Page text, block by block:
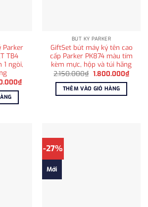
Parker
TB4
1 ngòi,
₫Giá
hiện
BÚT KÝ PARKER
GiftSet bút máy ký tên cao
cấp Parker PK874 màu tím
kèm mực, hộp và túi hãng
2.150.000₫ Giá
là:
2.150.000₫.
1.800.000₫Giá
hiện
THÊM VÀO GIỎ HÀNG
-27%
Mới